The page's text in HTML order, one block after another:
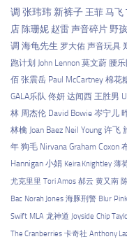
调 张玮玮 新裤子 王菲马飞
店 陈珊妮 赵雷 声音碎片 野
调 海龟先生 罗大佑 声音玩具
跑计划 John Lennon 莫文蔚 腰
佰 张震岳 Paul McCartney 棉花
GALA乐队 佟妍 达闻西 王胜男
林 周杰伦 David Bowie 岑宁儿
林檎 Joan Baez Neil Young 许飞
年 狗毛 Nirvana Graham Coxon
Hannigan 小娟 Keira Knightley 薄
尤克里里 Tori Amos 郝云 黄又南
Bac Norah Jones 海豚刑警 Blur
Swift MLA 龙神道 Joyside Chip
The Cranberries 卡奇社 Anthony